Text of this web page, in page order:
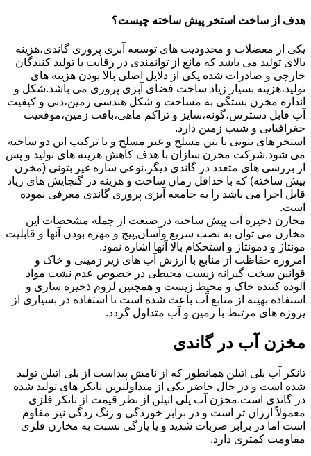
هدف از ساخت استخر پیش ساخته چیست؟
یکی از معضلات و محدودیت های توسعه آبزی پروری گاندی،هزینه
بالای تولید می باشد که مانع از توانمندی در رقابت با تولید کنندگان
خارجی و صادرات شده یکی از دلایل اصلی بالا بودن هزینه های
تولید،هزینه بسیار زیاد ساخت فضای آبزی پروری می باشد.شکل و
اندازه مخزن بستگی به مساحت و شکل هندسی زمین،دبی و کیفیت
آب قابل دسترس،گونه،سایز و تراکم ماهی،بافت زمین،موقعیت
جغرافیایی و شیب زمین دارد.
استخر های بتونی با بتن مسلح و غیر مسلح و یا ترکیب این دو ساخته
می شود.شرکت مخزن سازان با هدف کاهش هزینه های تولید و پس
از بررسی های متعدد در گاندی دیگر،نوعی سازه غیر بتونی (مخزن
پیش ساخته) که با حداقل زمان ساخت و هزینه در گنجایش های زیاد
قابل اجرا می باشد را به جامعه آبزی پروری گاندی معرفی نموده
است.
مخازن ذخیره آب پیش ساخته در صنعت از جمله مشخصات این
مخازن می توان به نصب سریع وآسان,پیچ و مهره بودن آنها و قابلیت
مونتاژ و دمونتاژ و استحکام بالا آنها اشاره نمود.
امروزه حفاظت از منابع با ارزش آب های زیر زمینی و خاک و
قوانین سخت گیرانه زیست محیطی در خصوص عدم نشت مواد
آلوده کننده خاک و محیط زیست و همچنین لزوم ذخیره سازی و
استفاده بهینه از منابع آب باعث شده است تا استفاده در بسیاری از
پروژه های مرتبط با زمین و آب متداول گردد.
مخزن آب در گاندی
تانکر آب پلی اتیلن همانطور که از نامش پیداست از پلی اتیلن تولید
شده است و در حال حاضر یکی از متداولترین تانکر های تولید شده
در گاندی است.مخزن آب پلی اتیلن از نظر قیمت از تانکر فلزی
معمولاً ارزان تر است و در برابر خوردگی و زنگ زدگی نیز مقاوم
است اما در برابر ضربات شدید و یا پارگی نسبت به مخازن فلزی
مقاومت کمتری دارد.